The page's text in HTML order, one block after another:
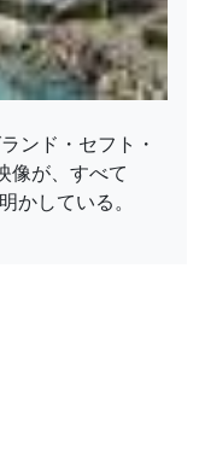
ンド・セフト・
像が、すべて
かしている。